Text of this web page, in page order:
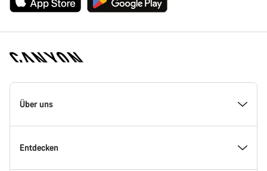
Canyon
Homepage
Über uns
Inside Canyon
Entdecken